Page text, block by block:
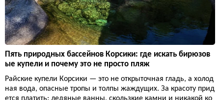
Пять природных бассейнов Корсики: где искать бирюзов
ые купели и почему это не просто пляж
Райские купели Корсики — это не открыточная гладь, а холод
ная вода, опасные тропы и толпы жаждущих. За красоту прид
ется платить: ледяные ванны, скользкие камни и никакой ко